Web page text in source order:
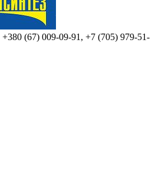
+380 (67) 009-09-91, +7 (705) 979-51-